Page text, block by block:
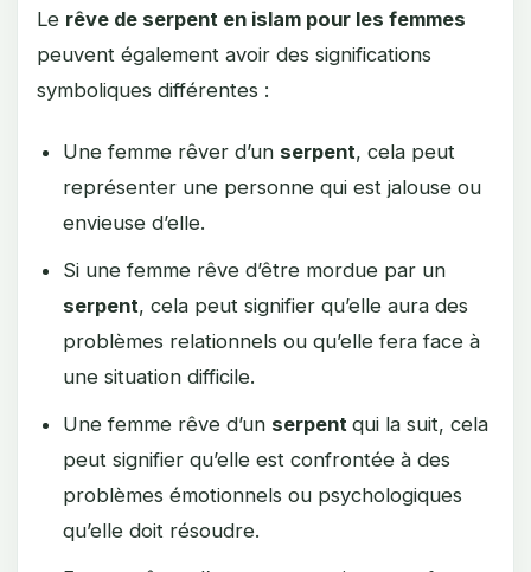
Le rêve de serpent en islam pour les femmes
peuvent également avoir des significations
symboliques différentes :
Une femme rêver d’un serpent, cela peut
représenter une personne qui est jalouse ou
envieuse d’elle.
Si une femme rêve d’être mordue par un
serpent, cela peut signifier qu’elle aura des
problèmes relationnels ou qu’elle fera face à
une situation difficile.
Une femme rêve d’un serpent qui la suit, cela
peut signifier qu’elle est confrontée à des
problèmes émotionnels ou psychologiques
qu’elle doit résoudre.